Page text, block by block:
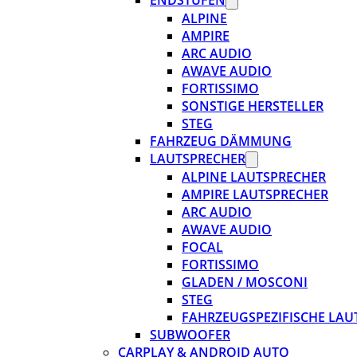
ALPINE
AMPIRE
ARC AUDIO
AWAVE AUDIO
FORTISSIMO
SONSTIGE HERSTELLER
STEG
FAHRZEUG DÄMMUNG
LAUTSPRECHER
ALPINE LAUTSPRECHER
AMPIRE LAUTSPRECHER
ARC AUDIO
AWAVE AUDIO
FOCAL
FORTISSIMO
GLADEN / MOSCONI
STEG
FAHRZEUGSPEZIFISCHE
SUBWOOFER
CARPLAY & ANDROID AUTO